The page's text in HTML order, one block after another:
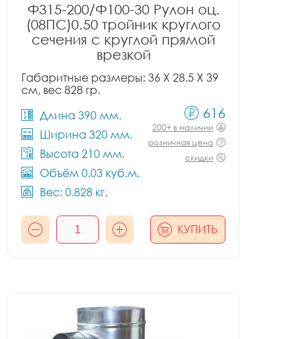
Ф315-200/Ф100-30 Рулон оц.
(08ПС)0.50 тройник круглого
сечения с круглой прямой
врезкой
Габаритные размеры: 36 X 28.5 X 39
см, вес 828 гр.
Длина 390 мм.
Ширина 320 мм.
Высота 210 мм.
Объём 0.03 куб.м.
Вес: 0.828 кг.
616
200+ в наличии
розничная цена
скидки
КУПИТЬ